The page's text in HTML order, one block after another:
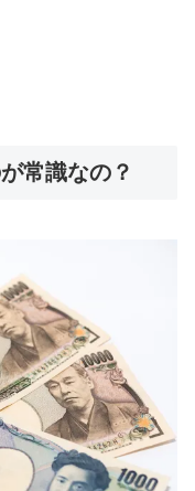
常識なの？